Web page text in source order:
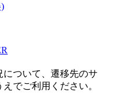
ついて、遷移先のサ
でご利用ください。